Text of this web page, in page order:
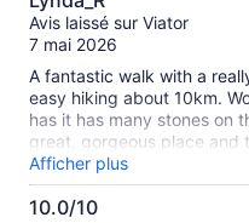
sur
10
Avis laissé sur Viator
7 mai 2026
A fantastic walk with a
easy hiking about 10km.
has it has many stones on
great, gorgeous place and
having lunch at the same
Highly recommend, such a
of Tuscany and get out of
Afficher plus
10.0/10